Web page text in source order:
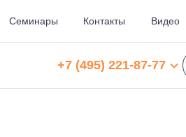
ЗАКРЫТЬ ПАНЕЛЬ
Семинары Контакты Видео
+7 (495) 221-87-77